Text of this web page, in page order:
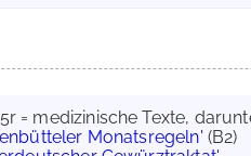
= medizinische Texte,
Monatsregeln' (B2)